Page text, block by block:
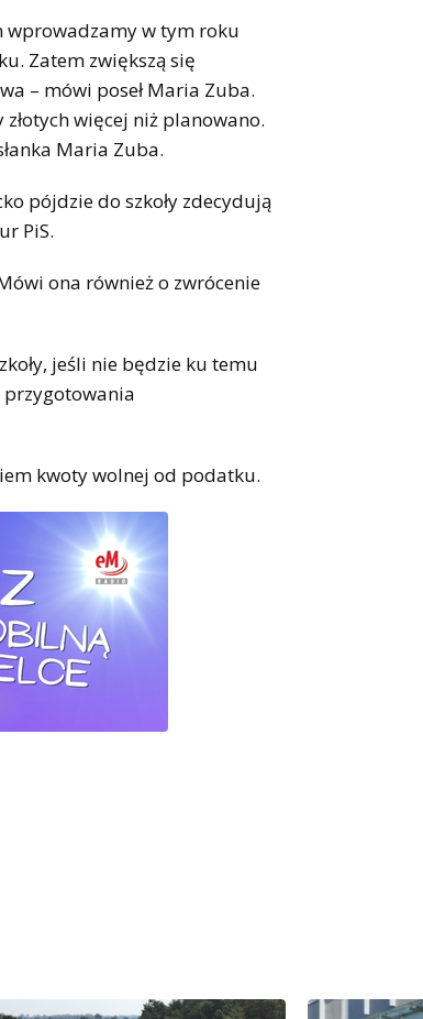
wprowadzamy w tym roku
Zatem zwiększą się
– mówi poseł Maria Zuba.
więcej niż planowano.
Maria Zuba.
pójdzie do szkoły zdecydują
PiS.
ona również o zwrócenie
jeśli nie będzie ku temu
przygotowania
kwoty wolnej od podatku.